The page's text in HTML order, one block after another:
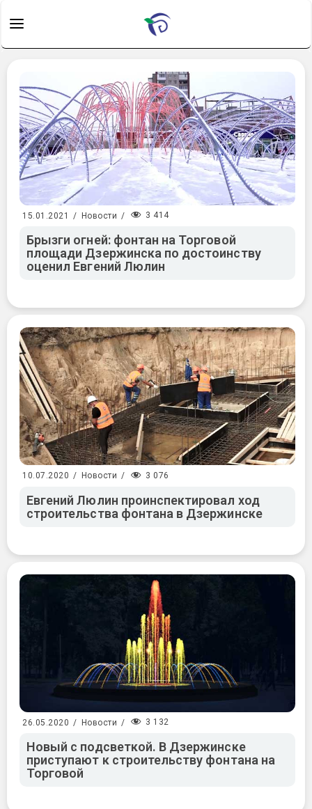
15.01.2021 / Новости / 3 414
Брызги огней: фонтан на Торговой
площади Дзержинска по достоинству
оценил Евгений Люлин
10.07.2020 / Новости / 3 076
Евгений Люлин проинспектировал ход
строительства фонтана в Дзержинске
26.05.2020 / Новости / 3 132
Новый с подсветкой. В Дзержинске
приступают к строительству фонтана на
Торговой